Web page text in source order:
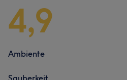
4,9
Ambiente
Sauberkeit